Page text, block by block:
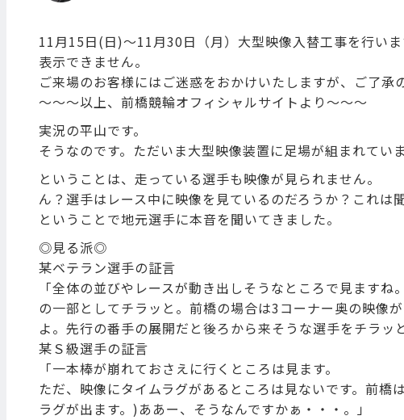
11月15日(日)～11月30日（月）大型映像入替工事を行い
表示できません。
ご来場のお客様にはご迷惑をおかけいたしますが、ご了承
～～～以上、前橋競輪オフィシャルサイトより～～～
実況の平山です。
そうなのです。ただいま大型映像装置に足場が組まれてい
ということは、走っている選手も映像が見られません。
ん？選手はレース中に映像を見ているのだろうか？これは
ということで地元選手に本音を聞いてきました。
◎見る派◎
某ベテラン選手の証言
「全体の並びやレースが動き出しそうなところで見ます
の一部としてチラッと。前橋の場合は3コーナー奥の映像
よ。先行の番手の展開だと後ろから来そうな選手をチラッ
某Ｓ級選手の証言
「一本棒が崩れておさえに行くところは見ます。
ただ、映像にタイムラグがあるところは見ないです。前橋
ラグが出ます。)ああー、そうなんですかぁ・・・。」